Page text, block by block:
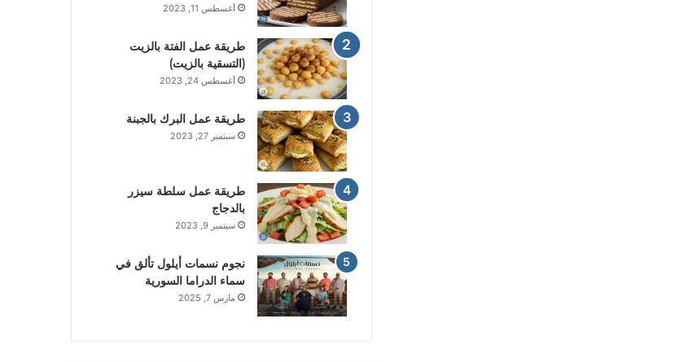
أغسطس 11, 2023
طريقة عمل الفتة بالزيت
(التسقية بالزيت)
أغسطس 24, 2023
طريقة عمل البرك بالجبنة
سبتمبر 27, 2023
طريقة عمل سلطة سيزر
بالدجاج
سبتمبر 9, 2023
نجوم نسمات أيلول تألق في
سماء الدراما السورية
مارس 7, 2025